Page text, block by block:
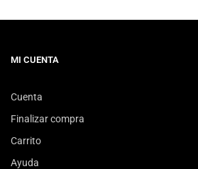
MI CUENTA
Cuenta
Finalizar compra
Carrito
Ayuda